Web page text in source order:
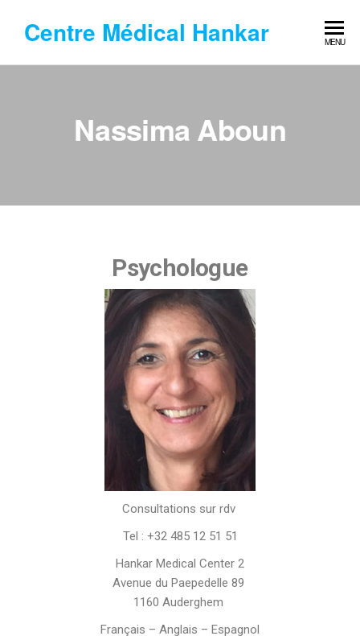
Centre Médical Hankar MENU
Nassima Aboun
Psychologue
Consultations sur rdv
Tel : +32 485 12 51 51
Hankar Medical Center 2
Avenue du Paepedelle 89
1160 Auderghem
Français – Anglais – Espagnol